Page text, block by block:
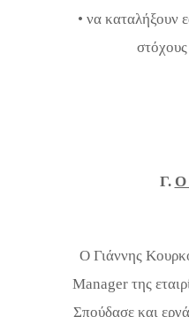
• να καταλήξουν
στόχους
Γ. Ο
Ο Γιάννης
Manager της
Σπούδασε και